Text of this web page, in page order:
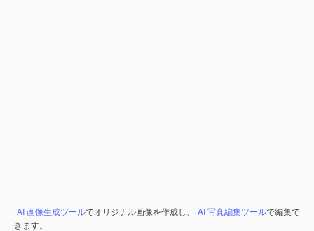
AI 画像生成ツールでオリジナル画像を作成し、 AI 写真編集ツールで編集で
きます。